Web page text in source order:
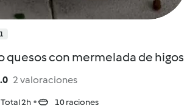
quesos con mermelada de higos
2 valoraciones
Total 2h 10 raciones